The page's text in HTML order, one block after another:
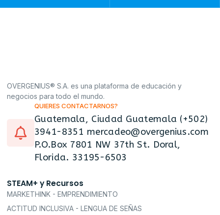
OVERGENIUS® S.A. es una plataforma de educación y
negocios para todo el mundo.
QUIERES CONTACTARNOS?
Guatemala, Ciudad Guatemala (+502)
3941-8351 mercadeo@overgenius.com
P.O.Box 7801 NW 37th St. Doral,
Florida. 33195-6503
STEAM+ y Recursos
MARKETHINK - EMPRENDIMIENTO
ACTITUD INCLUSIVA - LENGUA DE SEÑAS